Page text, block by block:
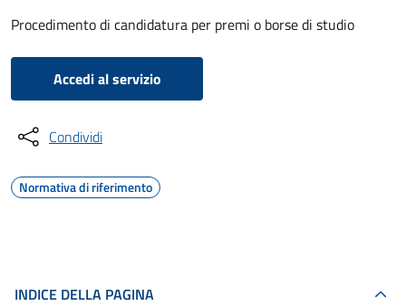
Procedimento di candidatura per premi o borse di studio
Accedi al servizio
Condividi
Normativa di riferimento
INDICE DELLA PAGINA